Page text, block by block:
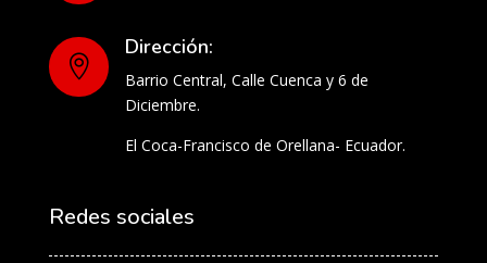

Dirección:
Barrio Central, Calle Cuenca y 6 de
Diciembre.
El Coca-Francisco de Orellana- Ecuador.
Redes sociales